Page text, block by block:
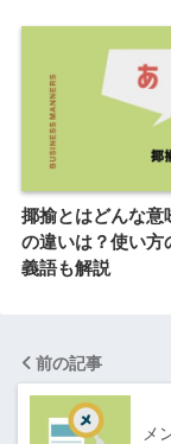
揶揄とはどんな意
の違いは？使い方
義語も解説
前の記事
メ